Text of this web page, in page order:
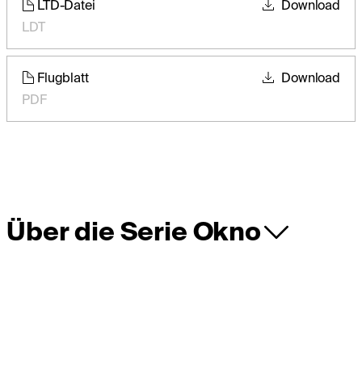
LTD-Datei
LDT
Download
Flugblatt
PDF
Download
Über die Serie Okno